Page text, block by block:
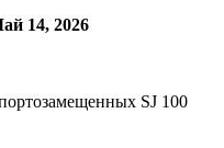
14, 2026